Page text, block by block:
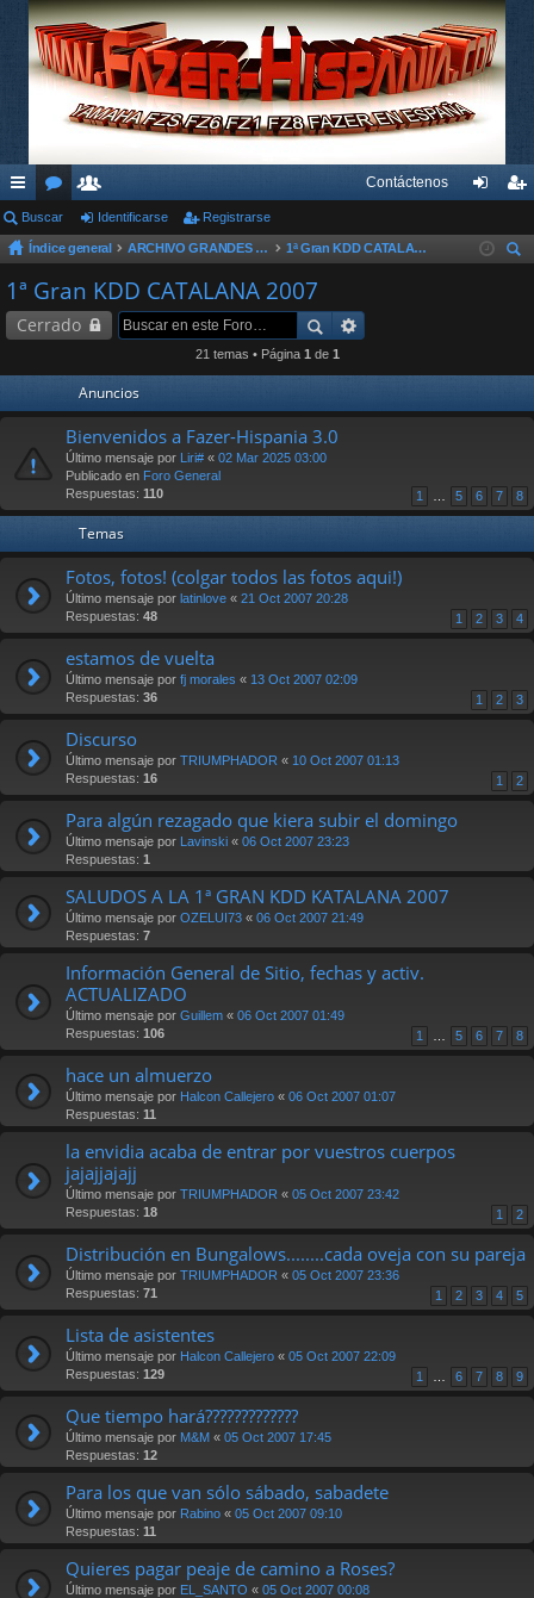
nl
ac
es
rá
or
os
su
ari
os
Contáctenos
nti ist
Buscar Identificarse Registrarse
Índice general ARCHIVO GRANDES KDD´s Y OTROS EVENTOS
1ª Gran KDD CATALANA 2007
1ª Gran KDD CATALANA 2007
Cerrado
21 temas • Página 1 de 1
Anuncios
Bienvenidos a Fazer-Hispania 3.0
Último mensaje por Liri# « 02 Mar 2025 03:00
Publicado en Foro General
Respuestas: 110 1 5 6 7 8
Temas
Fotos, fotos! (colgar todos las fotos aqui!)
Último mensaje por latinlove « 21 Oct 2007 20:28
Respuestas: 48 1 2 3 4
estamos de vuelta
Último mensaje por fj morales « 13 Oct 2007 02:09
Respuestas: 36 1 2 3
Discurso
Último mensaje por TRIUMPHADOR « 10 Oct 2007 01:13
Respuestas: 16 1 2
Para algún rezagado que kiera subir el domingo
Último mensaje por Lavinski « 06 Oct 2007 23:23
Respuestas: 1
SALUDOS A LA 1ª GRAN KDD KATALANA 2007
Último mensaje por OZELUI73 « 06 Oct 2007 21:49
Respuestas: 7
Información General de Sitio, fechas y activ.
ACTUALIZADO
Último mensaje por Guillem « 06 Oct 2007 01:49
Respuestas: 106 1 5 6 7 8
hace un almuerzo
Último mensaje por Halcon Callejero « 06 Oct 2007 01:07
Respuestas: 11
la envidia acaba de entrar por vuestros cuerpos
jajajjajajj
Último mensaje por TRIUMPHADOR « 05 Oct 2007 23:42
Respuestas: 18 1 2
Distribución en Bungalows........cada oveja con su pareja
Último mensaje por TRIUMPHADOR « 05 Oct 2007 23:36
Respuestas: 71 1 2 3 4 5
Lista de asistentes
Último mensaje por Halcon Callejero « 05 Oct 2007 22:09
Respuestas: 129 1 6 7 8 9
Que tiempo hará?????????????
Último mensaje por M&M « 05 Oct 2007 17:45
Respuestas: 12
Para los que van sólo sábado, sabadete
Último mensaje por Rabino « 05 Oct 2007 09:10
Respuestas: 11
Quieres pagar peaje de camino a Roses?
Último mensaje por EL_SANTO « 05 Oct 2007 00:08